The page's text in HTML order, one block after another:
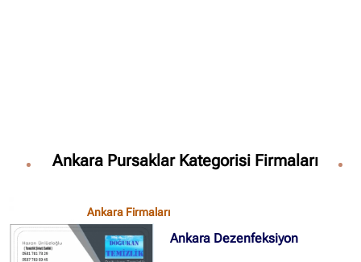
Ankara Pursaklar Kategorisi Firmaları
Ankara Firmaları
Ankara Dezenfeksiyon
İçerik grupları
İstanbul Firmaları
İzmir Firmaları